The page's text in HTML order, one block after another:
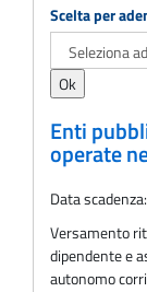
Adempimento
Scelta per
Enti
operate
Data scadenza:
Versamento
dipendente e
autonomo